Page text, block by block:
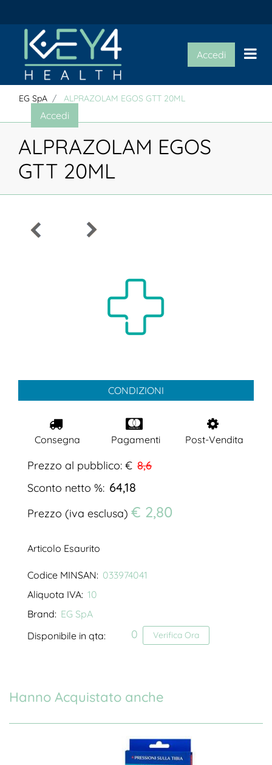
Accedi
Accedi
EG SpA ALPRAZOLAM EGOS GTT 20ML
ALPRAZOLAM EGOS
GTT 20ML
CONDIZIONI
Consegna Pagamenti Post-Vendita
Prezzo al pubblico: € 8,6
Sconto netto %: 64,18
Prezzo (iva esclusa) € 2,80
Articolo Esaurito
Codice MINSAN: 033974041
Aliquota IVA: 10
Brand: EG SpA
Disponibile in qta:
Verifica Ora
0
Hanno Acquistato anche